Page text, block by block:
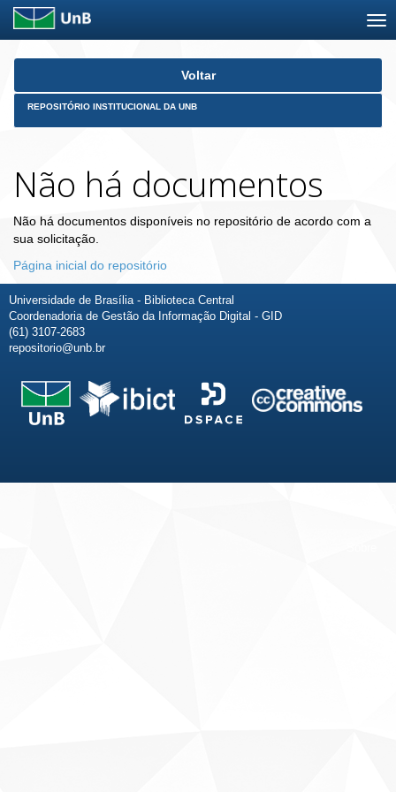
Skip
Voltar
REPOSITÓRIO INSTITUCIONAL DA UNB
Não há documentos
Não há documentos disponíveis no repositório de acordo com a
sua solicitação.
Página inicial do repositório
Universidade de Brasília - Biblioteca Central
Coordenadoria de Gestão da Informação Digital - GID
(61) 3107-2683
repositorio@unb.br